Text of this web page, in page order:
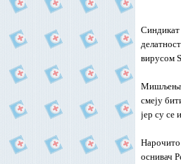
Синдикат
вирусом
Мишљења
смеју
јер су се
Нарочито
оснивач